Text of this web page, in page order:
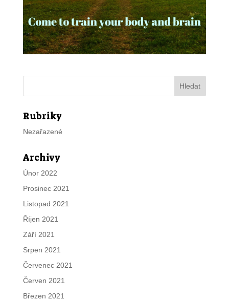
Rubriky
Nezařazené
Archivy
Únor 2022
Prosinec 2021
Listopad 2021
Říjen 2021
Září 2021
Srpen 2021
Červenec 2021
Červen 2021
Březen 2021